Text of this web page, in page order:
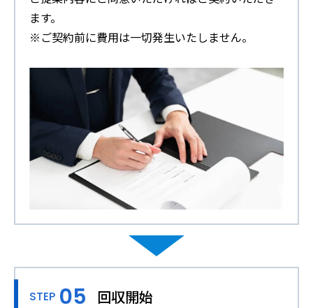
ます。
※ご契約前に費用は一切発生いたしません。
STEP 回収開始